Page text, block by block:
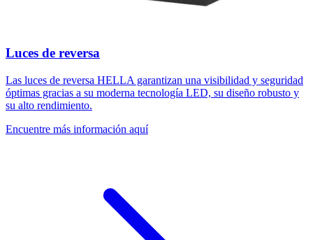
Luces de reversa
Las luces de reversa HELLA garantizan una visibilidad y seguridad
óptimas gracias a su moderna tecnología LED, su diseño robusto y
su alto rendimiento.
Encuentre más información aquí